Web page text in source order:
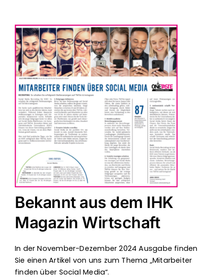
Bekannt aus dem IHK
Magazin Wirtschaft
In der November-Dezember 2024 Ausgabe finden
Sie einen Artikel von uns zum Thema „Mitarbeiter
finden über Social Media“.